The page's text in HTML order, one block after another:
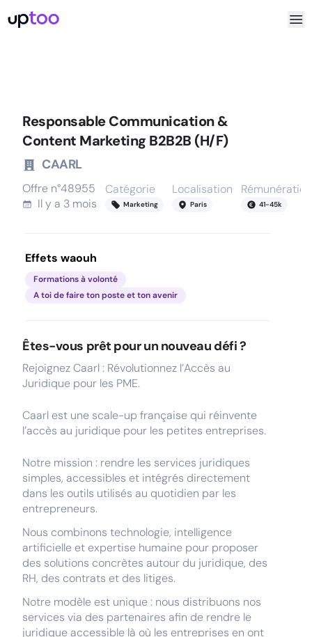
Responsable Communication &
Content Marketing B2B2B (H/F)
CAARL
Offre n°48955
Il y a 3 mois
Catégorie
Marketing
Localisation
Paris
Rémunération
41-45k
Effets waouh
Formations à volonté
A toi de faire ton poste et ton avenir
Êtes-vous prêt pour un nouveau défi ?
Rejoignez Caarl : Révolutionnez l’Accès au
Juridique pour les PME.
Caarl est une scale-up française qui réinvente
l’accès au juridique pour les petites entreprises.
Notre mission : rendre les services juridiques
simples, accessibles et intégrés directement
dans les outils utilisés au quotidien par les
entrepreneurs.
Nous combinons technologie, intelligence
artificielle et expertise humaine pour proposer
des solutions concrètes autour du juridique, des
RH, des contrats et des litiges.
Notre modèle est unique : nous distribuons nos
services via des partenaires afin de rendre le
juridique accessible là où les entreprises en ont